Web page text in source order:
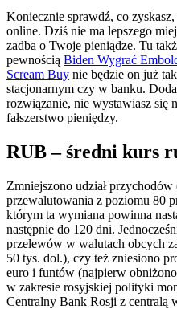
Koniecznie sprawdź, co
online. Dziś nie ma lepszego
zadba o Twoje pieniądze. Tu
pewnością Biden Wygrać
Scream Buy nie będzie on już
stacjonarnym czy w banku.
rozwiązanie, nie wystawiasz się
fałszerstwo pieniędzy.
RUB – średni kurs
Zmniejszono udział
przewalutowania z poziomu 80
którym ta wymiana powinna
następnie do 120 dni.
przelewów w walutach obcych
50 tys. dol.), czy też zniesiono
euro i funtów (najpierw
w zakresie rosyjskiej polityki
Centralny Bank Rosji z centralą